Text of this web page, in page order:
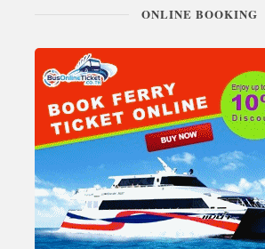
ONLINE BOOKING